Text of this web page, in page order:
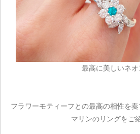
最高に美しいネオ
フラワーモティーフとの最高の相性を
マリンのリングをご